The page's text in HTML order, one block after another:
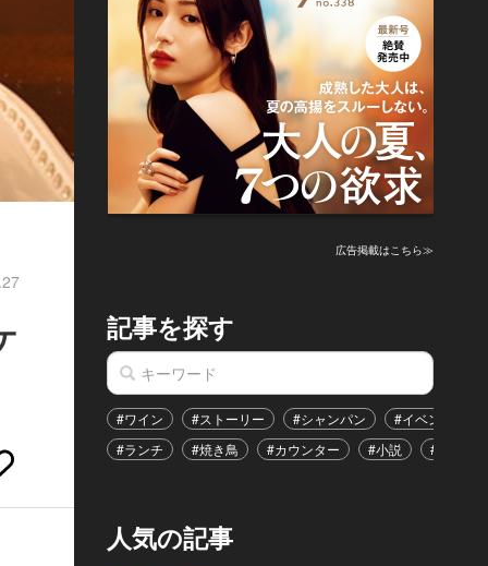
広告掲載はこちら≫
記事を探す
#ワイン #ストーリー #シャンパン #イベント
#ランチ
#焼き鳥 #カウンター #小説 #恋愛
人気の記事